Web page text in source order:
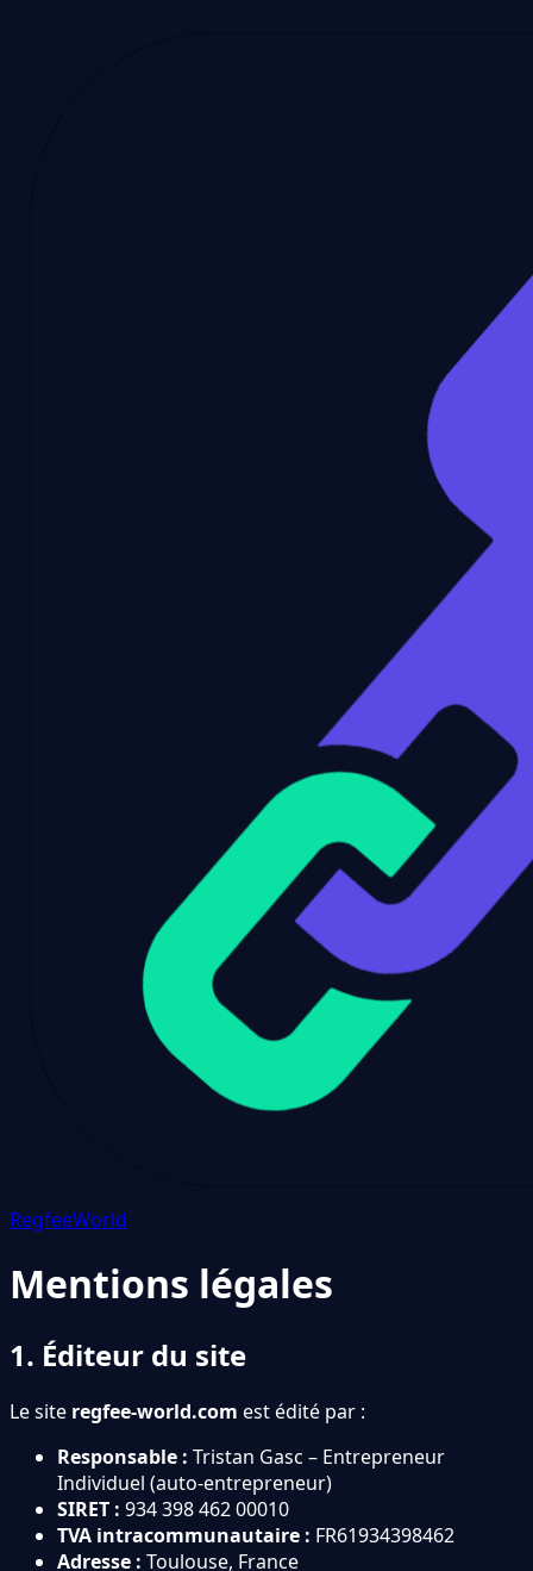
RegfeeWorld
Mentions légales
1. Éditeur du site
Le site regfee-world.com est édité par :
Responsable : Tristan Gasc – Entrepreneur
Individuel (auto-entrepreneur)
SIRET : 934 398 462 00010
TVA intracommunautaire : FR61934398462
Adresse : Toulouse, France